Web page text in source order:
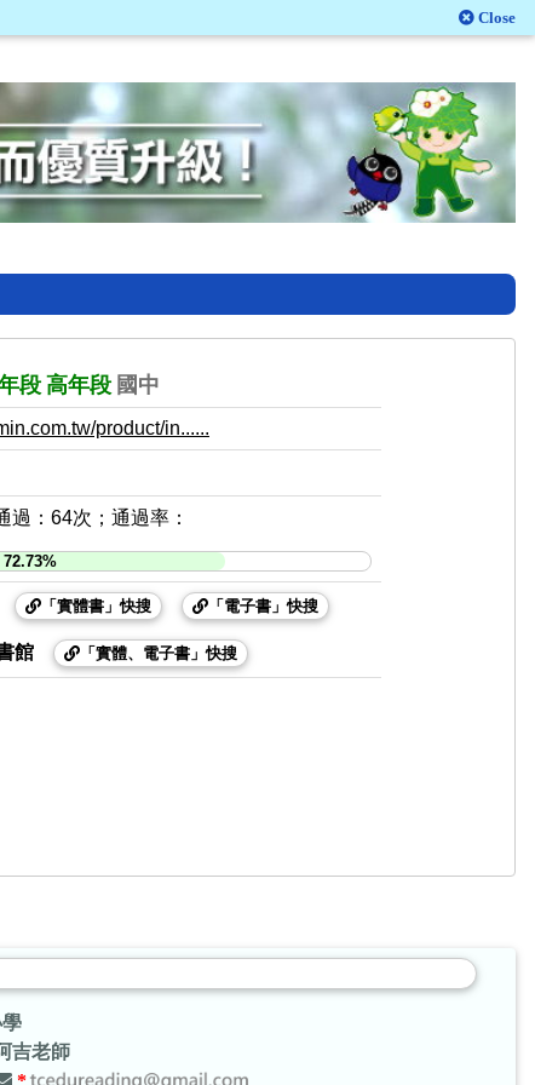
Close
段 高年段 國中
product/in......
過：64次；通過率：
72.73%
「實體書」快搜 「電子書」快搜
館 「實體、電子書」快搜
吉老師
*